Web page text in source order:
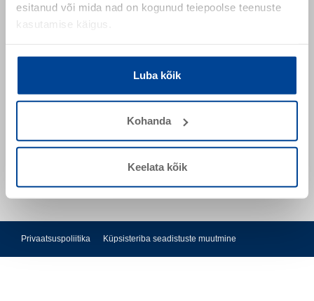
esitanud või mida nad on kogunud teiepoolse teenuste
kasutamise käigus.
Luba kõik
Kohanda
Keelata kõik
Sõpruse pst 145
Eesti
remmers.ee@remmers.com
+ 372 51 64 302
+ 372 53444931
Privaatsuspoliitika Küpsisteriba seadistuste muutmine